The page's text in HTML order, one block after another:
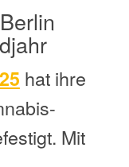
hat ihre
Mit